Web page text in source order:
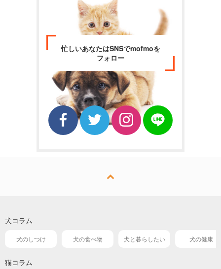
忙しいあなたはSNSでmofmoを
フォロー
犬コラム
犬のしつけ 犬の食べ物 犬と暮らしたい 犬の健康
猫コラム